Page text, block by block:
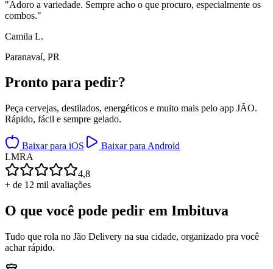
"Adoro a variedade. Sempre acho o que procuro, especialmente os
combos."
Camila L.
Paranavaí, PR
Pronto para pedir?
Peça cervejas, destilados, energéticos e muito mais pelo app JÃO.
Rápido, fácil e sempre gelado.
Baixar para iOS
Baixar para Android
LMRA
4,8
+ de 12 mil avaliações
O que você pode pedir em Imbituva
Tudo que rola no Jão Delivery na sua cidade, organizado pra você
achar rápido.